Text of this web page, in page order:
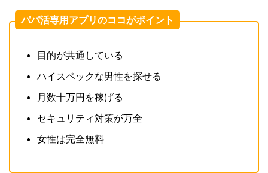
パパ活専用アプリのココがポイント
目的が共通している
ハイスペックな男性を探せる
月数十万円を稼げる
セキュリティ対策が万全
女性は完全無料